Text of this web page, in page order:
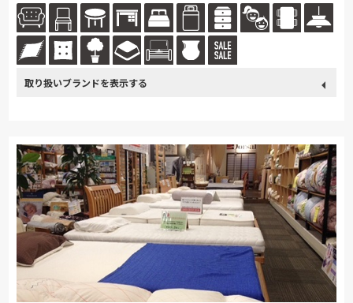
にお声掛けください。 お子様連れのお客様にはキッズコーナーをご用...続
きを読む
SIMMONS 浜本工芸 日本ベッド ナガノインテリア
綾野製作所 ドリームベッド Serta TEMPUR Stressless
HTLワタリジャパン MASTERWAL イバタインテリア
高野木工